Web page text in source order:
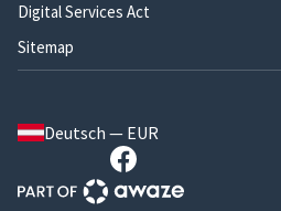
Digital Services Act
Sitemap
Deutsch — EUR